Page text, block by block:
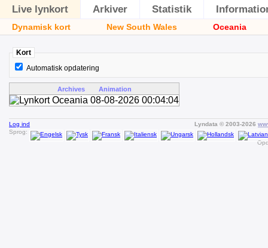
Live lynkort Arkiver Statistik
Dynamisk kort New South Wales Oceania
Kort
Automatisk opdatering
Archives Animation
Log ind
Sprog:
Lyndata © 2003-2026